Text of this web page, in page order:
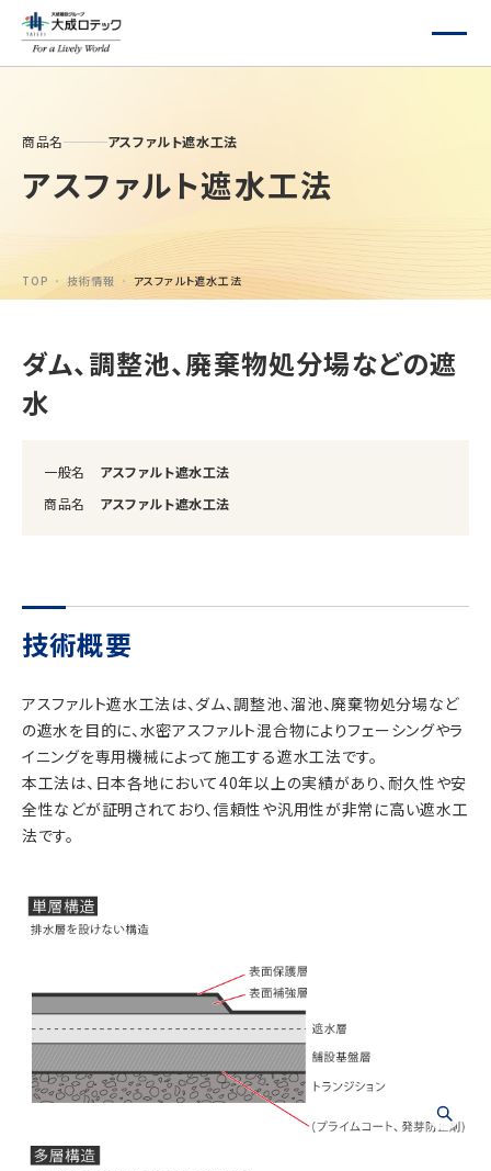
商品名 アスファルト遮水工法
アスファルト遮水工法
TOP 技術情報 アスファルト遮水工法
ダム、調整池、廃棄物処分場などの遮
水
一般名
アスファルト遮水工法
商品名
アスファルト遮水工法
技術概要
アスファルト遮水工法は、ダム、調整池、溜池、廃棄物処分場など
の遮水を目的に、水密アスファルト混合物によりフェーシングやラ
イニングを専用機械によって施工する遮水工法です。
本工法は、日本各地において40年以上の実績があり、耐久性や安
全性などが証明されており、信頼性や汎用性が非常に高い遮水工
法です。